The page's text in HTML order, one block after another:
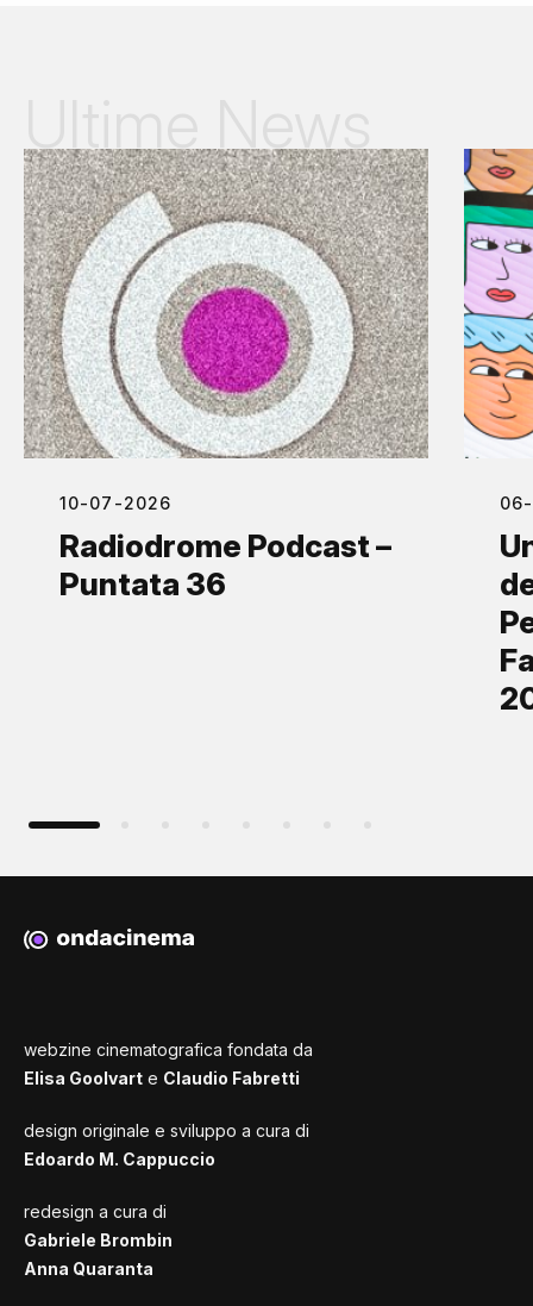
10-07-2026
Radiodrome Podcast –
Puntata 36
webzine cinematografica fondata da
Elisa Goolvart e Claudio Fabretti
design originale e sviluppo a cura di
Edoardo M. Cappuccio
redesign a cura di
Gabriele Brombin
Anna Quaranta